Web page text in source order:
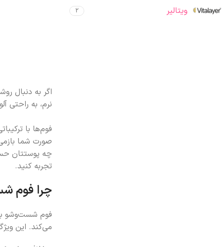
ویتالیر 2
اگر به دنبال
نرم، به راحتی
فوم‌ها با
صورت شما
چه پوستتان
تجربه کنید.
چرا فوم
فوم شست‌وشو به
می‌کند. این